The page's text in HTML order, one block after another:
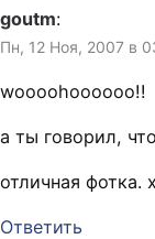
goutm:
Пн, 12 Ноя, 2007 в
woooohoooooo!!
а ты говорил,
отличная фотка.
Ответить